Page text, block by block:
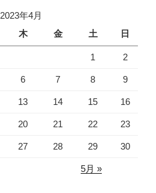
2023年4月
木 金 土 日
1 2
6 7 8 9
13 14 15 16
20 21 22 23
27 28 29 30
5月 »